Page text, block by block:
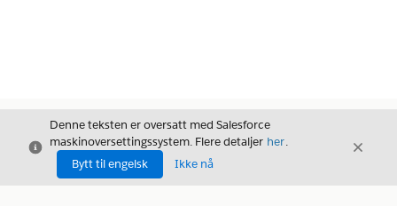
Avslutt
Denne teksten er oversatt med Salesforce
maskinoversettingssystem. Flere detaljer her.
Bytt til engelsk
Ikke nå
Avslutt